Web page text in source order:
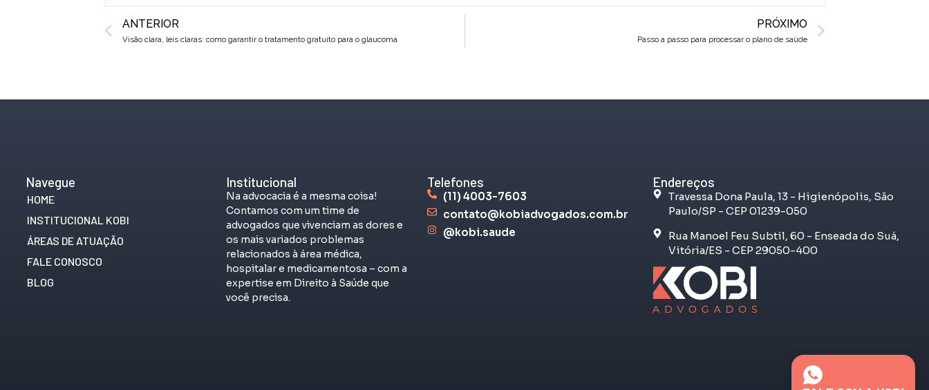
Prev
ANTERIOR
Visão clara, leis claras: como garantir o tratamento gratuito para o glaucoma
PRÓXIMO
Passo a passo para processar o plano de saúde
Navegue
HOME
INSTITUCIONAL KOBI
ÁREAS DE ATUAÇÃO
FALE CONOSCO
BLOG
Institucional
Na advocacia é a mesma coisa!
Contamos com um time de
advogados que vivenciam as dores e
os mais variados problemas
relacionados à área médica,
hospitalar e medicamentosa – com a
expertise em Direito à Saúde que
você precisa.
Telefones
(11) 4003-7603
contato@kobiadvogados.com.br
@kobi.saude
Endereços
Travessa Dona Paula, 13 - Higienópolis, São
Paulo/SP - CEP 01239-050
Rua Manoel Feu Subtil, 60 - Enseada do Suá,
Vitória/ES - CEP 29050-400